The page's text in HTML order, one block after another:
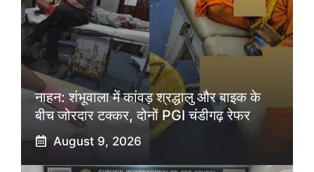
नाहन: शंभूवाला में कांवड़ श्रद्धालु और बाइक के
बीच जोरदार टक्कर, दोनों PGI चंडीगढ़ रेफर
August 9, 2026